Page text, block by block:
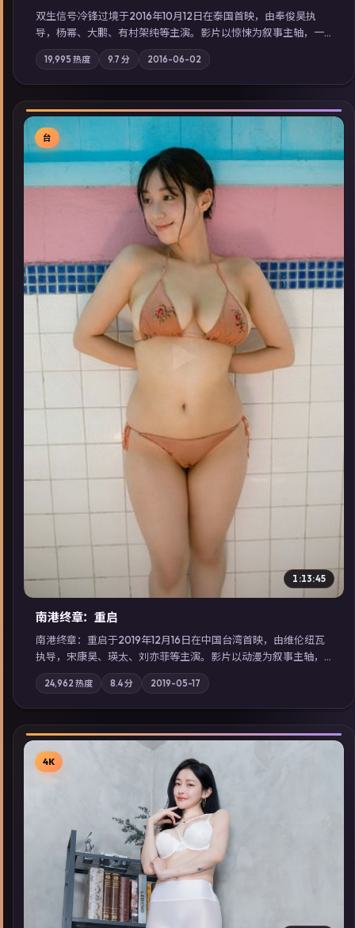
双生信号·冷锋过境于2016年10月12日在泰国首映，由奉俊昊执
导，杨幂、大鹏、有村架纯等主演。影片以惊悚为叙事主轴，一
场意外将众人卷入不可撤回的连锁反应；摄影与配乐强化地域气
质；站内亦可通过「国产免费观看高清电视剧在线看」延展检索
同类型高分佳作，畅享高清在线追剧体验。
19,995 热度 9.7 分 2016-06-02
▶
台
1:13:45
南港终章：重启
南港终章：重启于2019年12月16日在中国台湾首映，由维伦纽瓦
执导，宋康昊、瑛太、刘亦菲等主演。影片以动漫为叙事主轴，
一次普通通勤演变成全城关注的生死营救；摄影与配乐强化地域
气质；站内亦可通过「国产免费观看高清电视剧在线看」延展检
索同类型高分佳作，畅享高清在线追剧体验。
24,962 热度 8.4分 2019-05-17
▶
4K